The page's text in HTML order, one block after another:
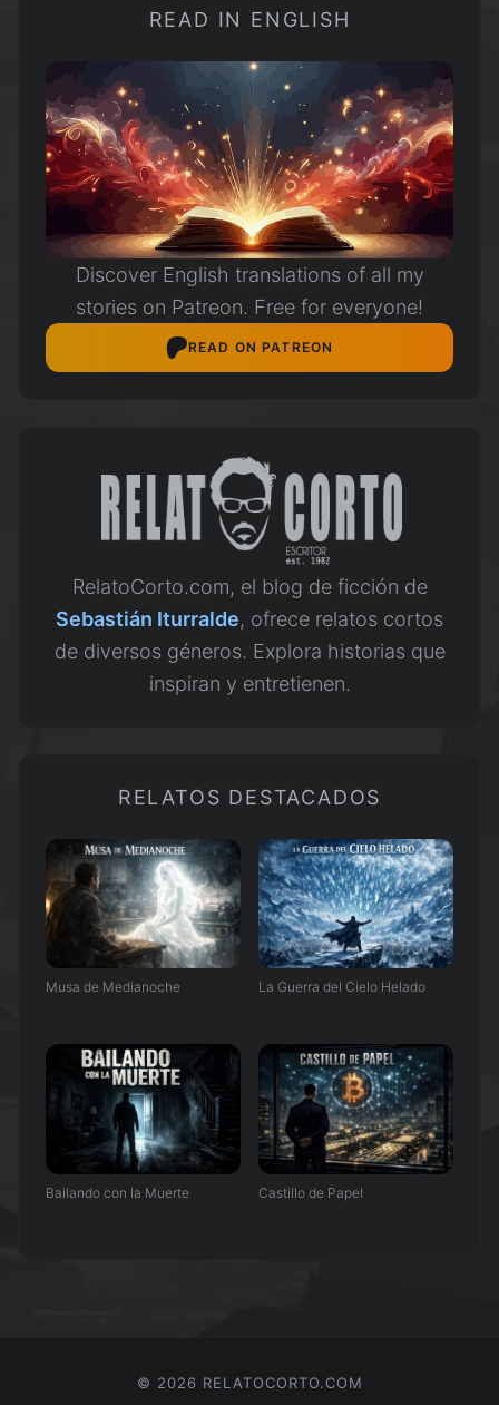
READ IN ENGLISH
Discover English translations of all my
stories on Patreon. Free for everyone!
READ ON PATREON
RelatoCorto.com, el blog de ficción de
Sebastián Iturralde, ofrece relatos cortos
de diversos géneros. Explora historias que
inspiran y entretienen.
RELATOS DESTACADOS
Musa de Medianoche La Guerra del Cielo Helado
Bailando con la Muerte Castillo de Papel
© 2026 RELATOCORTO.COM